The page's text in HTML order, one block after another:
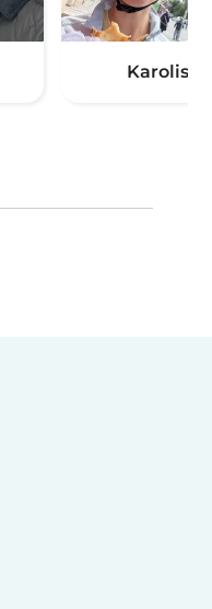
Karolis